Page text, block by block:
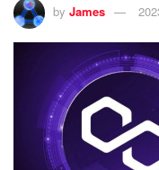
by James